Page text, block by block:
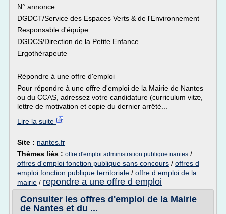
N° annonce
DGDCT/Service des Espaces Verts & de l'Environnement
Responsable d'équipe
DGDCS/Direction de la Petite Enfance
Ergothérapeute
Répondre à une offre d'emploi
Pour répondre à une offre d'emploi de la Mairie de Nantes
ou du CCAS, adressez votre candidature (curriculum vitæ,
lettre de motivation et copie du dernier arrêté...
Lire la suite
Site : nantes.fr
Thèmes liés : offre d'emploi administration publique nantes /
offres d'emploi fonction publique sans concours / offres d
emploi fonction publique territoriale / offre d emploi de la
mairie / repondre a une offre d emploi
Consulter les offres d'emploi de la Mairie
de Nantes et du ...